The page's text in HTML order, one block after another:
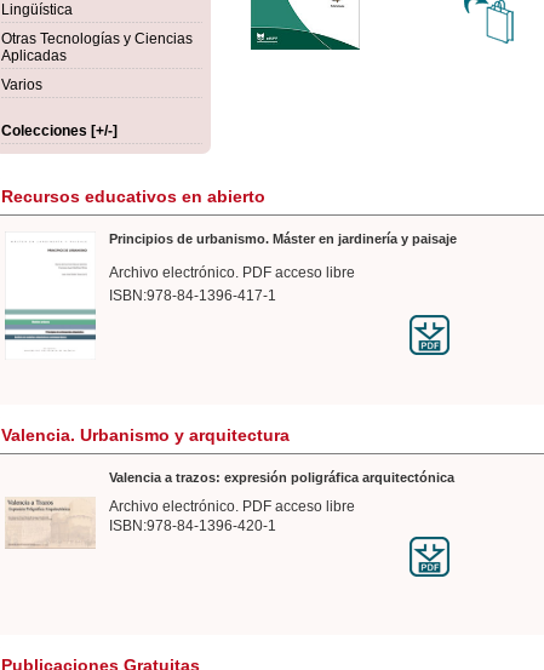
Lingüística
Otras Tecnologías y Ciencias
Aplicadas
Varios
Colecciones [+/-]
Recursos educativos en abierto
Principios de urbanismo. Máster en jardinería y paisaje
Archivo electrónico. PDF acceso libre
ISBN:978-84-1396-417-1
Valencia. Urbanismo y arquitectura
Valencia a trazos: expresión poligráfica arquitectónica
Archivo electrónico. PDF acceso libre
ISBN:978-84-1396-420-1
Publicaciones Gratuitas